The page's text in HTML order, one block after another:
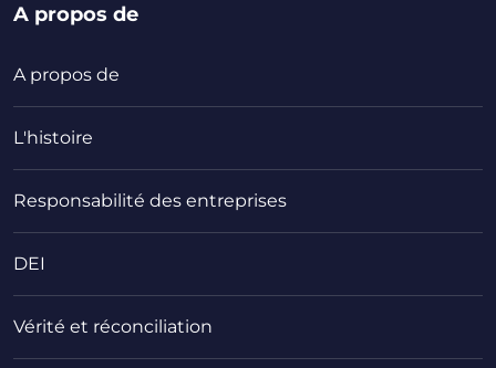
A propos de
A propos de
L'histoire
Responsabilité des entreprises
DEI
Vérité et réconciliation